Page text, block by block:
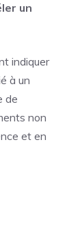
un
indiquer
à un
de
non
et en